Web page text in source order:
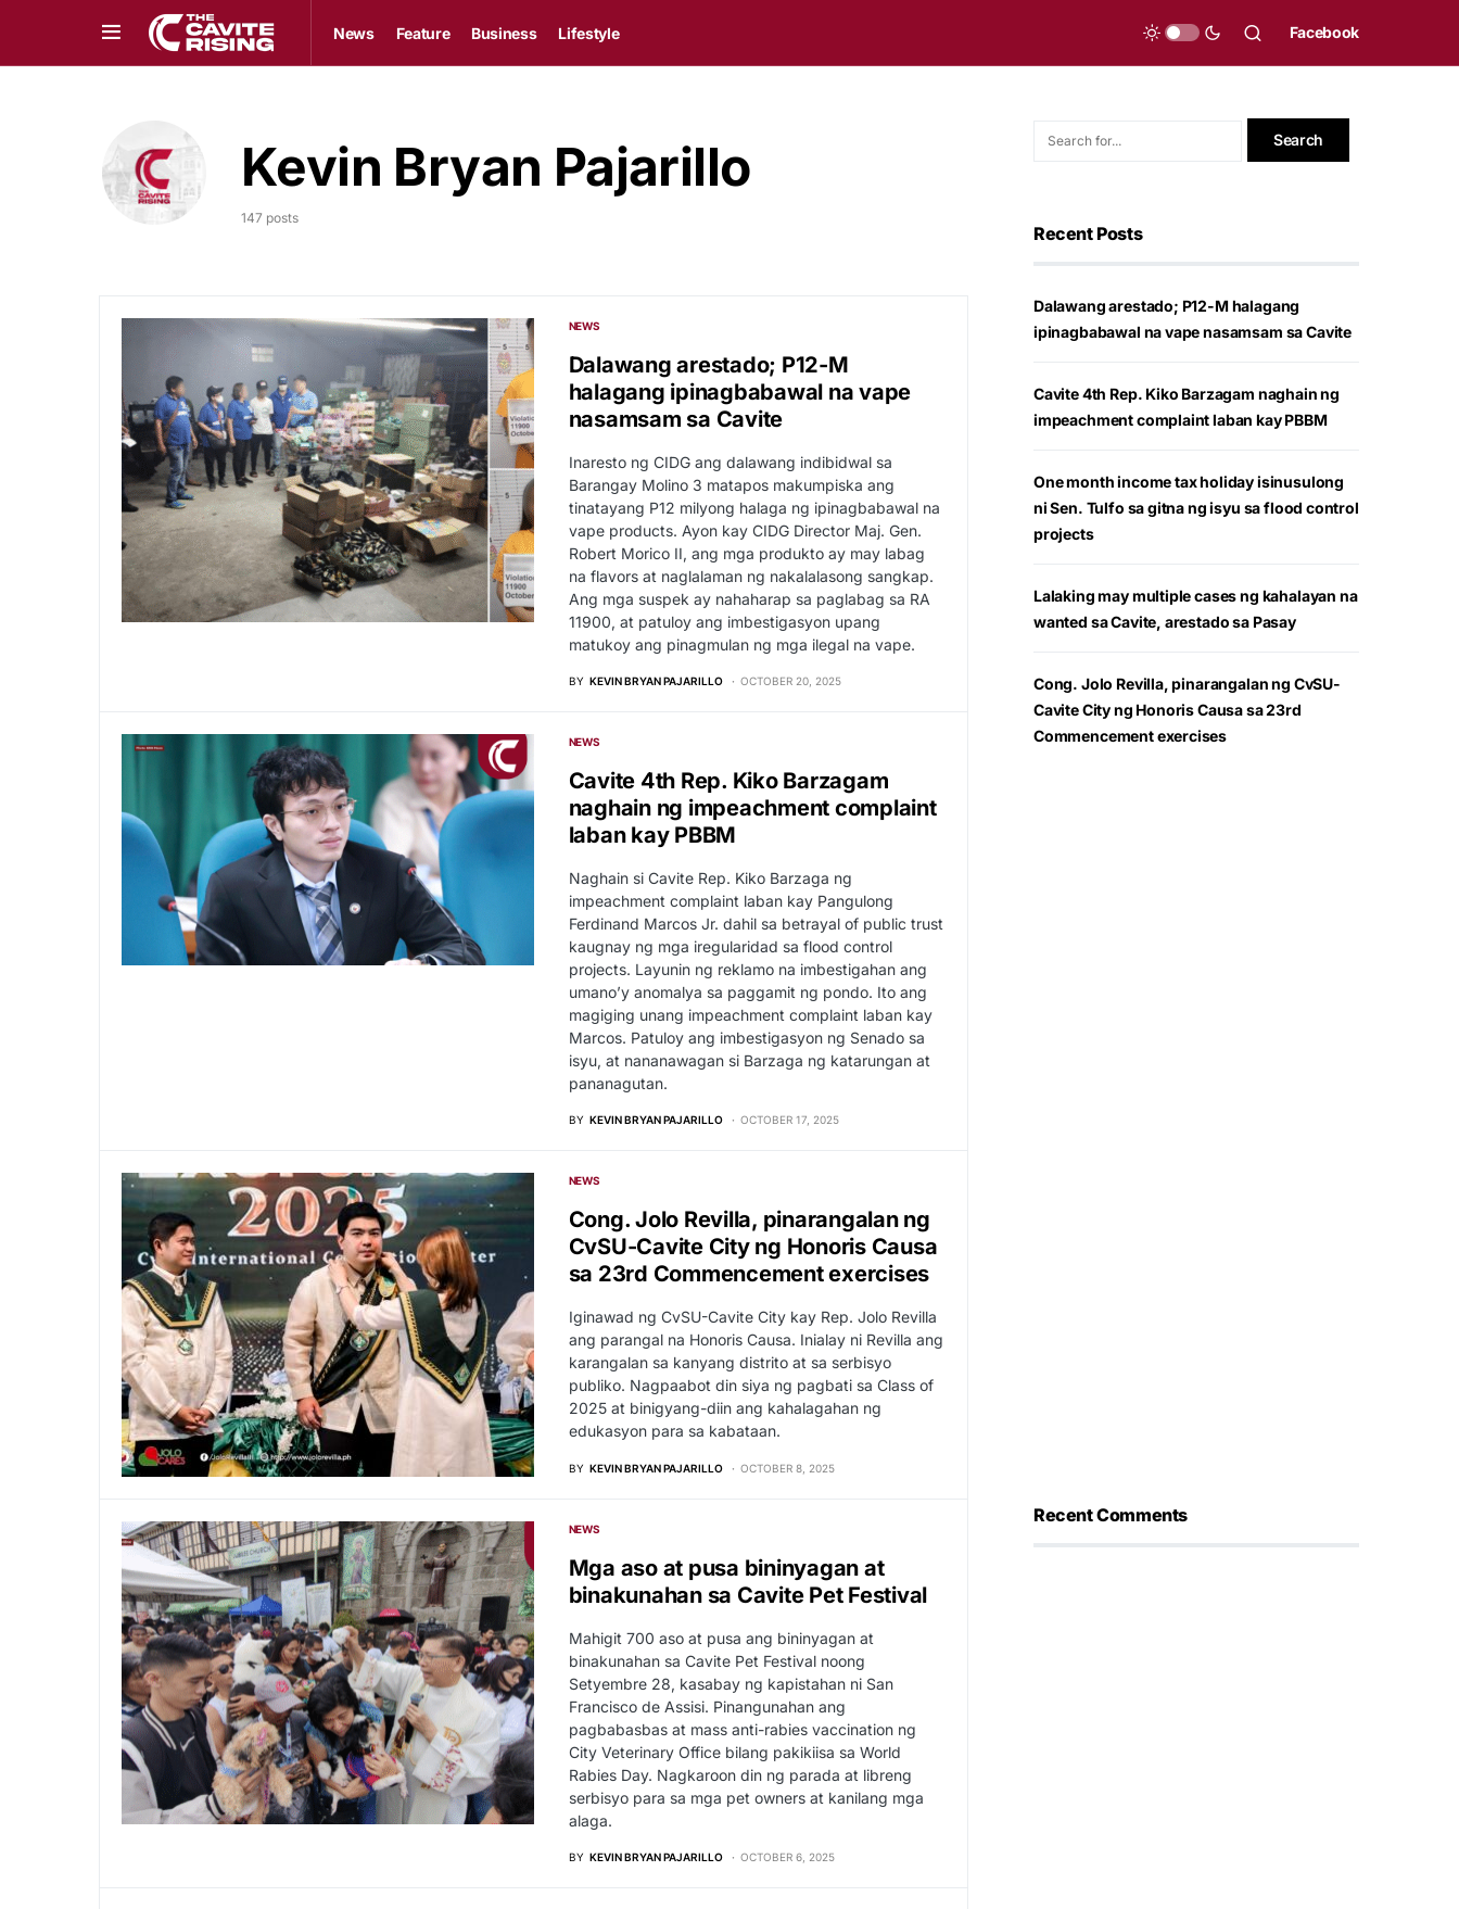
News Feature Business Lifestyle Facebook
Kevin Bryan Pajarillo
147 posts
NEWS
Dalawang arestado; P12-M
halagang ipinagbabawal na vape
nasamsam sa Cavite
Inaresto ng CIDG ang dalawang indibidwal sa
Barangay Molino 3 matapos makumpiska ang
tinatayang P12 milyong halaga ng ipinagbabawal na
vape products. Ayon kay CIDG Director Maj. Gen.
Robert Morico II, ang mga produkto ay may labag
na flavors at naglalaman ng nakalalasong sangkap.
Ang mga suspek ay nahaharap sa paglabag sa RA
11900, at patuloy ang imbestigasyon upang
matukoy ang pinagmulan ng mga ilegal na vape.
BY KEVIN BRYAN PAJARILLO OCTOBER 20, 2025
NEWS
Cavite 4th Rep. Kiko Barzagam
naghain ng impeachment complaint
laban kay PBBM
Naghain si Cavite Rep. Kiko Barzaga ng
impeachment complaint laban kay Pangulong
Ferdinand Marcos Jr. dahil sa betrayal of public trust
kaugnay ng mga iregularidad sa flood control
projects. Layunin ng reklamo na imbestigahan ang
umano’y anomalya sa paggamit ng pondo. Ito ang
magiging unang impeachment complaint laban kay
Marcos. Patuloy ang imbestigasyon ng Senado sa
isyu, at nananawagan si Barzaga ng katarungan at
pananagutan.
BY KEVIN BRYAN PAJARILLO OCTOBER 17, 2025
NEWS
Cong. Jolo Revilla, pinarangalan ng
CvSU-Cavite City ng Honoris Causa
sa 23rd Commencement exercises
Iginawad ng CvSU-Cavite City kay Rep. Jolo Revilla
ang parangal na Honoris Causa. Inialay ni Revilla ang
karangalan sa kanyang distrito at sa serbisyo
publiko. Nagpaabot din siya ng pagbati sa Class of
2025 at binigyang-diin ang kahalagahan ng
edukasyon para sa kabataan.
BY KEVIN BRYAN PAJARILLO OCTOBER 8, 2025
NEWS
Mga aso at pusa bininyagan at
binakunahan sa Cavite Pet Festival
Mahigit 700 aso at pusa ang bininyagan at
binakunahan sa Cavite Pet Festival noong
Setyembre 28, kasabay ng kapistahan ni San
Francisco de Assisi. Pinangunahan ang
pagbabasbas at mass anti-rabies vaccination ng
City Veterinary Office bilang pakikiisa sa World
Rabies Day. Nagkaroon din ng parada at libreng
serbisyo para sa mga pet owners at kanilang mga
alaga.
BY KEVIN BRYAN PAJARILLO OCTOBER 6, 2025
Recent Posts
Dalawang arestado; P12-M halagang
ipinagbabawal na vape nasamsam sa Cavite
Cavite 4th Rep. Kiko Barzagam naghain ng
impeachment complaint laban kay PBBM
One month income tax holiday isinusulong
ni Sen. Tulfo sa gitna ng isyu sa flood control
projects
Lalaking may multiple cases ng kahalayan na
wanted sa Cavite, arestado sa Pasay
Cong. Jolo Revilla, pinarangalan ng CvSU-
Cavite City ng Honoris Causa sa 23rd
Commencement exercises
Recent Comments